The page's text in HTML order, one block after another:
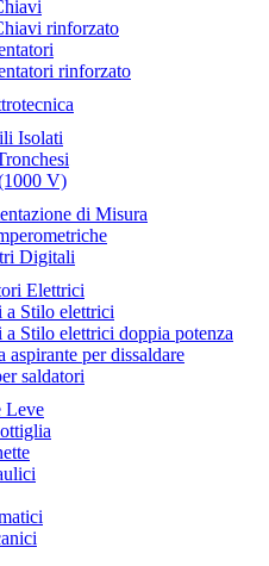
rinforzato
rinforzato
Isolati
V)
di Misura
Digitali
Elettrici
a Stilo elettrici
a Stilo elettrici doppia potenza
aspirante per dissaldare
saldatori
Leve